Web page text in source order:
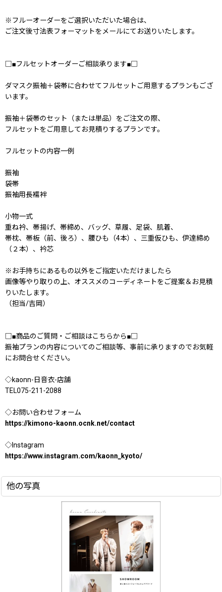
※フルーオーダーをご選択いただいた場合は、
ご注文後寸法表フォーマットをメールにてお送りいたします。
□■フルセットオーダーご相談承ります■□
ダマスク振袖＋袋帯に合わせてフルセットご用意するプランもござ
います。
振袖＋袋帯のセット（または単品）をご注文の際、
フルセットをご用意してお見積りするプランです。
フルセットの内容一例
振袖
袋帯
振袖用長襦袢
小物一式
重ね衿、帯揚げ、帯締め、バッグ、草履、足袋、肌着、
帯枕、帯板（前、後ろ）、腰ひも（4本）、三重仮ひも、伊達締め
（２本）、衿芯
※お手持ちにあるもの以外をご指定いただけましたら
画像等やり取りの上、オススメのコーディネートをご提案＆お見積
りいたします。
（担当/吉岡）
□■商品のご質問・ご相談はこちらから■□
振袖プランの内容についてのご相談等、事前に承りますのでお気軽
にお問合せください。
◇kaonn-日音衣-店舗
TEL075-211-2088
◇お問い合わせフォーム
https://kimono-kaonn.ocnk.net/contact
◇Instagram
https://www.instagram.com/kaonn_kyoto/
他の写真